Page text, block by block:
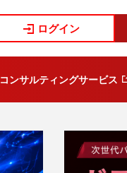
ログイン
コンサルティングサービス